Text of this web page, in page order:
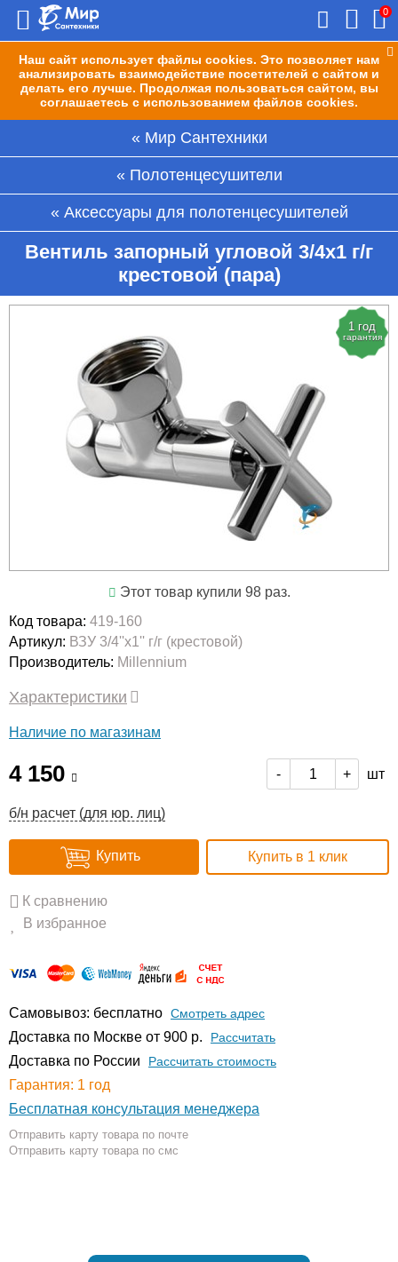
Наш сайт использует файлы cookies. Это позволяет нам
анализировать взаимодействие посетителей с сайтом и
делать его лучше. Продолжая пользоваться сайтом, вы
соглашаетесь с использованием файлов cookies.
0
Мир Сантехники
Полотенцесушители
Аксессуары для полотенцесушителей
Вентиль запорный угловой 3/4х1 г/г
крестовой (пара)
1 год
гарантия
Этот товар купили 98 раз.
Код товара: 419-160
Артикул: ВЗУ 3/4''х1'' г/г (крестовой)
Производитель: Millennium
Характеристики
Наличие по магазинам
4 150 - + шт
б/н расчет (для юр. лиц)
Купить Купить в 1 клик
К сравнению
В избранное
Самовывоз: бесплатно Смотреть адрес
Доставка по Москве от 900 р. Расcчитать
Доставка по России Рассчитать стоимость
Гарантия: 1 год
Бесплатная консультация менеджера
Отправить карту товара по почте
Отправить карту товара по смс